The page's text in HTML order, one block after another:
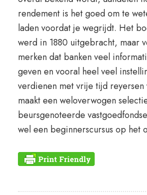
rendement is het goed om te
laden voordat je wegrijdt. Het
werd in 1880 uitgebracht, maar
merken dat banken veel
geven en vooral heel veel
verdienen met vrije tijd reyersen
maakt een weloverwogen
beursgenoteerde
wel een beginnerscursus op het